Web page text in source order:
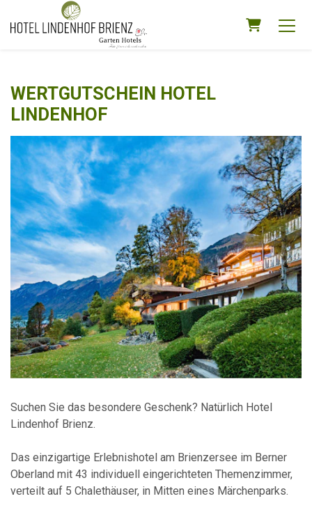
WERTGUTSCHEIN HOTEL
LINDENHOF
Suchen Sie das besondere Geschenk? Natürlich Hotel
Lindenhof Brienz.
Das einzigartige Erlebnishotel am Brienzersee im Berner
Oberland mit 43 individuell eingerichteten Themenzimmer,
verteilt auf 5 Chalethäuser, in Mitten eines Märchenparks.